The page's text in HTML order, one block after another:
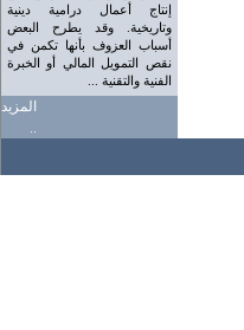
إنتاج أعمال درامية دينية
وتاريخية. وقد يطرح البعض
أسباب العزوف بأنها تكمن في
نقص التمويل المالي أو الخبرة
الفنية والتقنية ...
المزيد
..